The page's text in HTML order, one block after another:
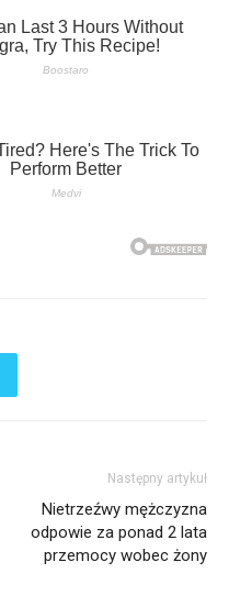
Następny artykuł
Nietrzeźwy mężczyzna
odpowie za ponad 2 lata
przemocy wobec żony